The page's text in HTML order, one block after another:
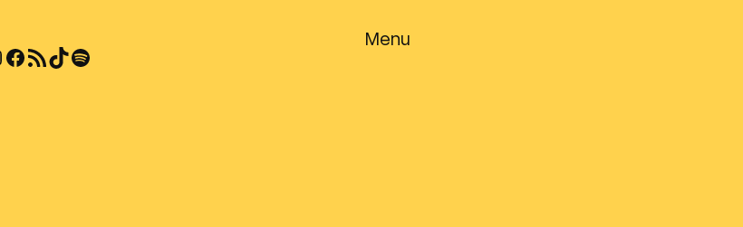
Facebook Flux RSS TikTok Spotify
Menu